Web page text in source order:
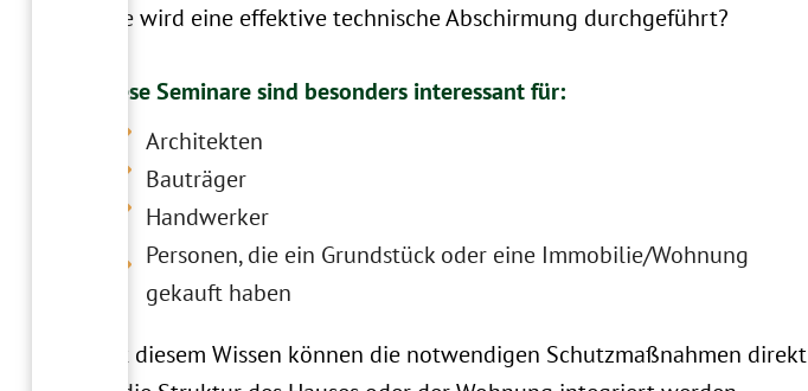
Wie wird eine effektive technische Abschirmung durchgeführt?
Diese Seminare sind besonders interessant für:
Architekten
Bauträger
Handwerker
Personen, die ein Grundstück oder eine Immobilie/Wohnung
gekauft haben
Mit diesem Wissen können die notwendigen Schutzmaßnahmen direkt